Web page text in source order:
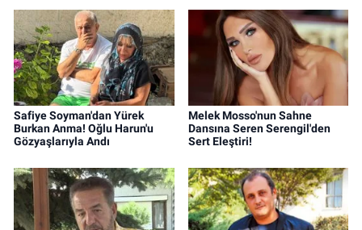
Safiye Soyman'dan Yürek
Burkan Anma! Oğlu Harun'u
Gözyaşlarıyla Andı
Melek Mosso'nun Sahne
Dansına Seren Serengil'den
Sert Eleştiri!